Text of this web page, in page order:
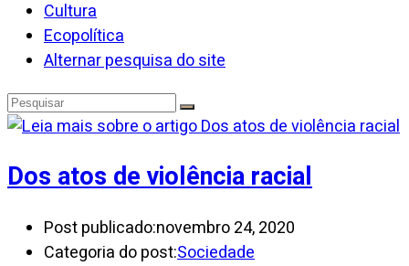
Cultura
Ecopolítica
Alternar pesquisa do site
Dos atos de violência racial
Post publicado:novembro 24, 2020
Categoria do post:Sociedade